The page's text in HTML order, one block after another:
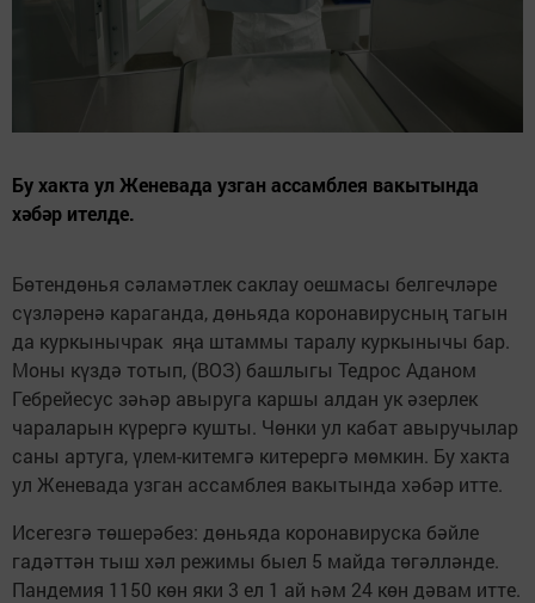
Бу хакта ул Женевада узган ассамблея вакытында
хәбәр ителде.
Бөтендөнья сәламәтлек саклау оешмасы белгечләре
сүзләренә караганда, дөньяда коронавирусның тагын
да куркынычрак яңа штаммы таралу куркынычы бар.
Моны күздә тотып, (ВОЗ) башлыгы Тедрос Аданом
Гебрейесус зәһәр авыруга каршы алдан ук әзерлек
чараларын күрергә кушты. Чөнки ул кабат авыручылар
саны артуга, үлем-китемгә китерергә мөмкин. Бу хакта
ул Женевада узган ассамблея вакытында хәбәр итте.
Исегезгә төшерәбез: дөньяда коронавируска бәйле
гадәттән тыш хәл режимы быел 5 майда төгәлләнде.
Пандемия 1150 көн яки 3 ел 1 ай һәм 24 көн дәвам итте.